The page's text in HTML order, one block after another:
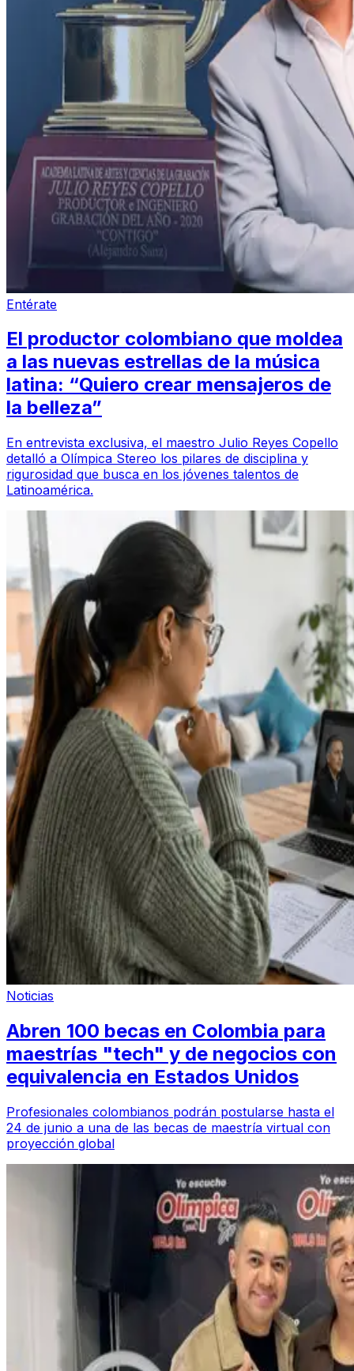
Entérate
El productor colombiano que moldea
a las nuevas estrellas de la música
latina: “Quiero crear mensajeros de
la belleza”
En entrevista exclusiva, el maestro Julio Reyes Copello
detalló a Olímpica Stereo los pilares de disciplina y
rigurosidad que busca en los jóvenes talentos de
Latinoamérica.
Noticias
Abren 100 becas en Colombia para
maestrías "tech" y de negocios con
equivalencia en Estados Unidos
Profesionales colombianos podrán postularse hasta el
24 de junio a una de las becas de maestría virtual con
proyección global